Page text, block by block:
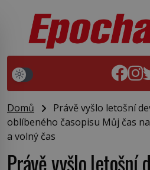
Domů
Právě vyšlo letošní
oblíbeného časopisu Můj čas
a volný čas
Právě vyšlo letošní